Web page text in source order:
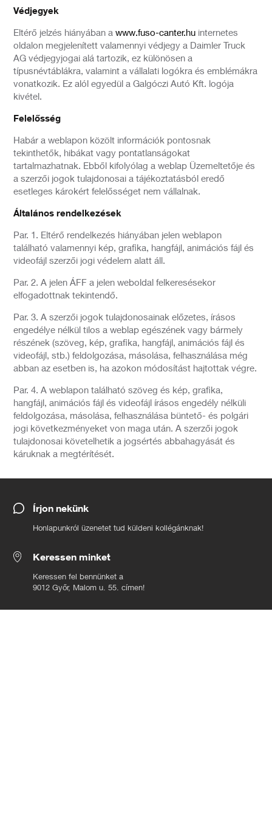
Védjegyek
Eltérő jelzés hiányában awww.fuso-canter.hu internetes
oldalon megjelenített valamennyi védjegy a Daimler Truck
AG védjegyjogai alá tartozik, ez különösen a
típusnévtáblákra, valamint a vállalati logókra és emblémákra
vonatkozik. Ez alól egyedül a Galgóczi Autó Kft. logója
kivétel.
Felelősség
Habár a weblapon közölt információk pontosnak
tekinthetők, hibákat vagy pontatlanságokat
tartalmazhatnak. Ebből kifolyólag a weblap Üzemeltetője és
a szerzői jogok tulajdonosai a tájékoztatásból eredő
esetleges károkért felelősséget nem vállalnak.
Általános rendelkezések
Par. 1. Eltérő rendelkezés hiányában jelen weblapon
található valamennyi kép, grafika, hangfájl, animációs fájl és
videofájl szerzői jogi védelem alatt áll.
Par. 2. A jelen ÁFF a jelen weboldal felkeresésekor
elfogadottnak tekintendő.
Par. 3. A szerzői jogok tulajdonosainak előzetes, írásos
engedélye nélkül tilos a weblap egészének vagy bármely
részének (szöveg, kép, grafika, hangfájl, animációs fájl és
videofájl, stb.) feldolgozása, másolása, felhasználása még
abban az esetben is, ha azokon módosítást hajtottak végre.
Par. 4. A weblapon található szöveg és kép, grafika,
hangfájl, animációs fájl és videofájl írásos engedély nélküli
feldolgozása, másolása, felhasználása büntető- és polgári
jogi következményeket von maga után. A szerzői jogok
tulajdonosai követelhetik a jogsértés abbahagyását és
káruknak a megtérítését.
Írjon nekünk
Honlapunkról üzenetet tud küldeni kollégánknak!
Keressen minket
Keressen fel bennünket a
9012 Győr, Malom u. 55. címen!
Elfogadom azadatkezelési tájékoztatót
ELKÜLD BEZÁR